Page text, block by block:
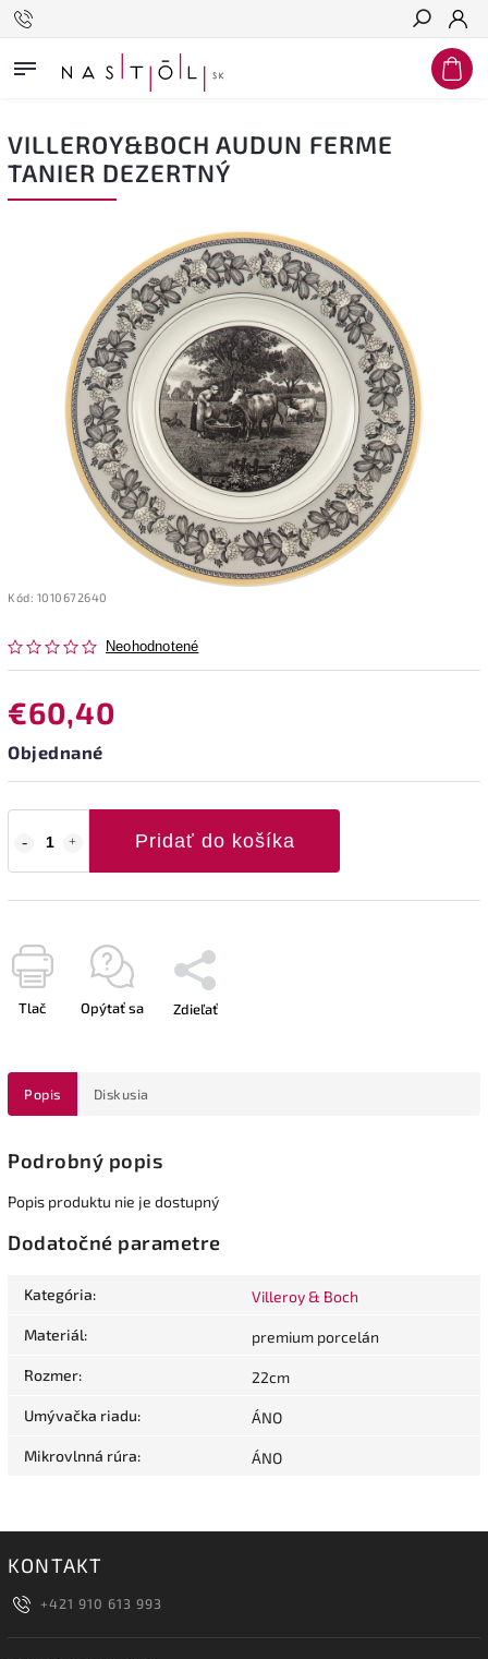
Hľadať
VILLEROY&BOCH AUDUN FERME
TANIER DEZERTNÝ
Kód: 1010672640
Neohodnotené
€60,40
Objednané
Pridať do košíka
Tlač Opýtať sa Zdieľať
Popis Diskusia
Podrobný popis
Popis produktu nie je dostupný
Dodatočné parametre
Kategória: Villeroy & Boch
Materiál: premium porcelán
Rozmer: 22cm
Umývačka riadu: ÁNO
Mikrovlnná rúra: ÁNO
KONTAKT
+421 910 613 993